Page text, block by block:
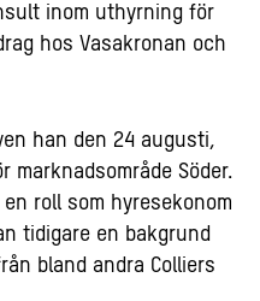
inom uthyrning för
hos Vasakronan och
han den 24 augusti,
marknadsområde Söder.
roll som hyresekonom
tidigare en bakgrund
bland andra Colliers